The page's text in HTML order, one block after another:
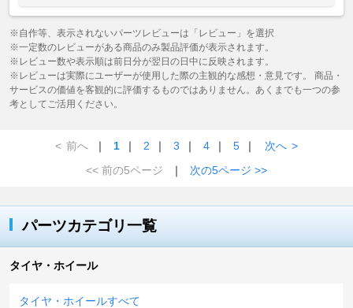
※自作等、表示されないパーツレビューは「レビュー」を選択
※一定数のレビューがある商品のみ製品評価が表示されます。
※レビュー数や表示順は前日分が翌日の日中に反映されます。
※レビューは実際にユーザーが使用した際の主観的な感想・意見です。 商品・
サービスの価値を客観的に評価するものではありません。あくまでも一つの参
考としてご活用ください。
< 前へ ｜ 1 ｜ 2 ｜ 3 ｜ 4 ｜ 5 ｜ 次へ >
<< 前の5ページ
｜ 次の5ページ >>
パーツカテゴリ一覧
タイヤ・ホイール
タイヤ・ホイールすべて